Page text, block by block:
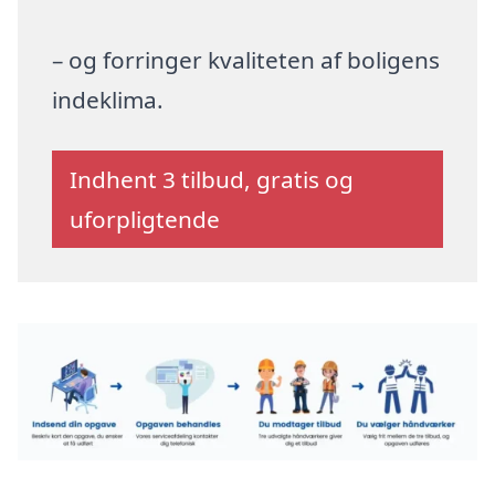
– og forringer kvaliteten af boligens
indeklima.
Indhent 3 tilbud, gratis og
uforpligtende